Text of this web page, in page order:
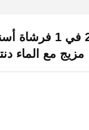
بدون سلك 2
مزيج مع الماء